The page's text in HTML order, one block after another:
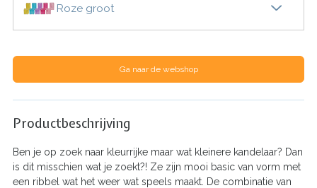
Roze groot
Ga naar de webshop
Productbeschrijving
Ben je op zoek naar kleurrijke maar wat kleinere kandelaar? Dan
is dit misschien wat je zoekt?! Ze zijn mooi basic van vorm met
een ribbel wat het weer wat speels maakt. De combinatie van